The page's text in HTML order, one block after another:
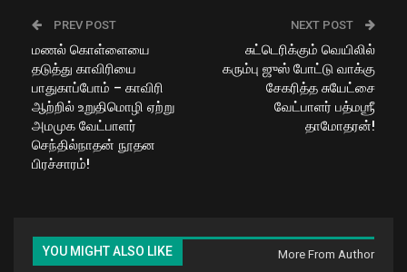
PREV POST
மணல் கொள்ளையை
தடுத்து காவிரியை
பாதுகாப்போம் – காவிரி
ஆற்றில் உறுதிமொழி ஏற்று
அமமுக வேட்பாளர்
செந்தில்நாதன் நூதன
பிரச்சாரம்!
NEXT POST
சுட்டெரிக்கும் வெயிலில்
கரும்பு ஜுஸ் போட்டு வாக்கு
சேகரித்த சுயேட்சை
வேட்பாளர் பத்மஶ்ரீ
தாமோதரன்!
YOU MIGHT ALSO LIKE More From Author